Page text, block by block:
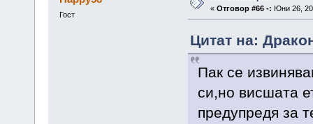
Гост
« Отговор #66 -: Юни 26,
Цитат на:
Пак се
си,но висшата
предупредя за